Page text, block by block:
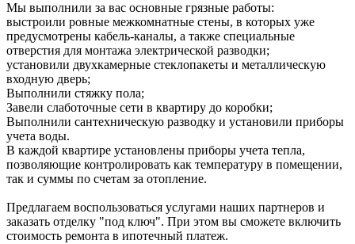
Мы выполнили за вас основные грязные работы:
выстроили ровные межкомнатные стены, в которых уже
предусмотрены кабель-каналы, а также специальные
отверстия для монтажа электрической разводки;
установили двухкамерные стеклопакеты и металлическую
входную дверь;
Выполнили стяжку пола;
Завели слаботочные сети в квартиру до коробки;
Выполнили сантехническую разводку и установили приборы
учета воды.
В каждой квартире установлены приборы учета тепла,
позволяющие контролировать как температуру в помещении,
так и суммы по счетам за отопление.
Предлагаем воспользоваться услугами наших партнеров и
заказать отделку "под ключ". При этом вы сможете включить
стоимость ремонта в ипотечный платеж.